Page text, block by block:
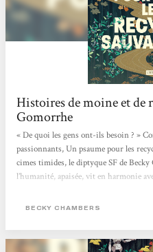
Histoires de moine et de
Gomorrhe
« De quoi les gens ont-ils besoin ? »
passionnants, Un psaume pour les
cimes timides, le diptyque SF de
l’humanité, apaisée, vit en harmonie
où concurrence et compétition
entre eux et avec leur environnement.
BECKY CHAMBERS